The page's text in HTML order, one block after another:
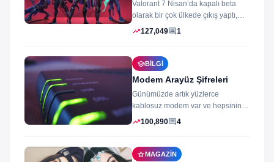
Valorant 7 Nisan’da kapalı beta
olarak bir çok ülkede çıkış yaptı,
oyun izleyenler ve oynayanlar...
trending_up127,049comment1
schoolBILGI
Modem Arayüz Şifreleri
Günümüzde artık yüzlerce
kablosuz modem var ve hepsinin
arayüz şifleri ve arayüzü farklı
trending_up100,890comment4
starMAGAZIN